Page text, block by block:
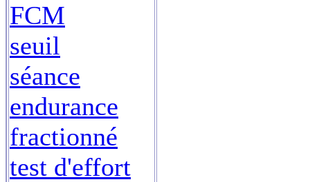
FCM
seuil
séance
endurance
fractionné
test d'effort